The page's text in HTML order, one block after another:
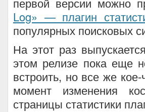
Log» — плагин
популярных поисковых
На этот раз
этом релизе пока еще
встроить, но все же
момент изменения
страницы статистики